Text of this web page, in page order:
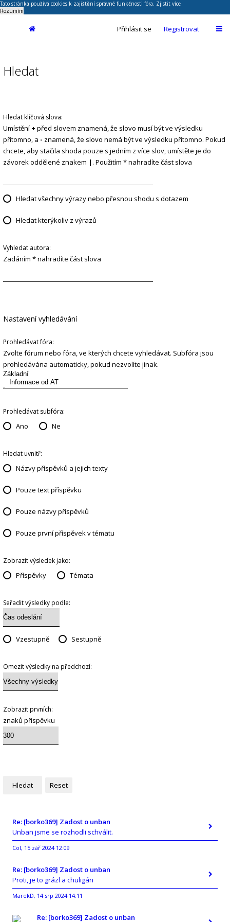
Tato stránka používá cookies k zajištění správné funkčnosti fóra. Zjistit více
Rozumím
Přihlásit se Registrovat
Hledat
Hledat klíčová slova:
Umístění + před slovem znamená, že slovo musí být ve výsledku
přítomno, a - znamená, že slovo nemá být ve výsledku přítomno. Pokud
chcete, aby stačila shoda pouze s jedním z více slov, umístěte je do
závorek oddělené znakem | . Použitím * nahradíte část slova
Hledat všechny výrazy nebo přesnou shodu s dotazem
Hledat kterýkoliv z výrazů
Vyhledat autora:
Zadáním * nahradíte část slova
Nastavení vyhledávání
Prohledávat fóra:
Zvolte fórum nebo fóra, ve kterých chcete vyhledávat. Subfóra jsou
prohledávána automaticky, pokud nezvolíte jinak.
Prohledávat subfóra:
Ano Ne
Hledat uvnitř:
Názvy příspěvků a jejich texty
Pouze text příspěvku
Pouze názvy příspěvků
Pouze první příspěvek v tématu
Zobrazit výsledek jako:
Příspěvky Témata
Seřadit výsledky podle:
Vzestupně Sestupně
Omezit výsledky na předchozí:
Zobrazit prvních:
znaků příspěvku
Re: [borko369] Zadost o unban
Unban jsme se rozhodli schválit.
Col, 15 zář 2024 12:09
Re: [borko369] Zadost o unban
Proti, je to grázl a chuligán
MarekD, 14 srp 2024 14:11
Re: [borko369] Zadost o unban